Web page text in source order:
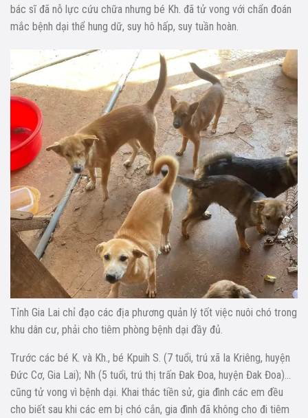
bác sĩ đã nỗ lực cứu chữa nhưng bé Kh. đã tử vong với chẩn đoán
mắc bệnh dại thể hung dữ, suy hô hấp, suy tuần hoàn.
Tỉnh Gia Lai chỉ đạo các địa phương quản lý tốt việc nuôi chó trong
khu dân cư, phải cho tiêm phòng bệnh dại đầy đủ.
Trước các bé K. và Kh., bé Kpuih S. (7 tuổi, trú xã Ia Kriêng, huyện
Đức Cơ, Gia Lai); Nh (5 tuổi, trú thị trấn Đak Đoa, huyện Đak Đoa)…
cũng tử vong vì bệnh dại. Khai thác tiền sử, gia đình các em đều
cho biết sau khi các em bị chó cắn, gia đình đã không cho đi tiêm